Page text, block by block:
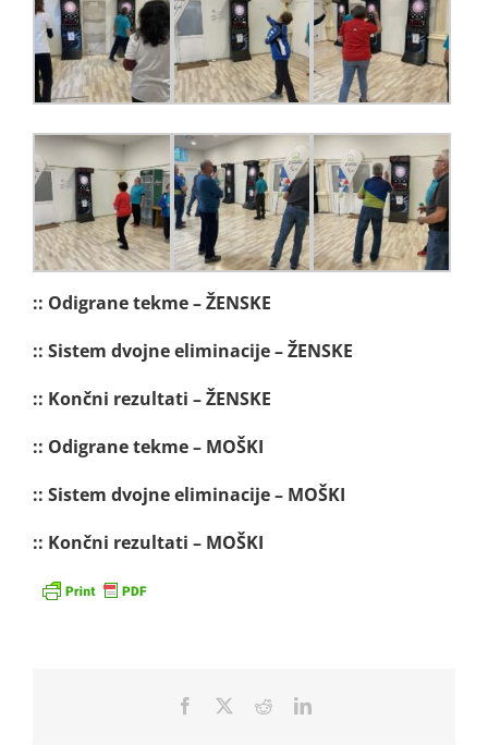
:: Odigrane tekme – ŽENSKE
:: Sistem dvojne eliminacije – ŽENSKE
:: Končni rezultati – ŽENSKE
:: Odigrane tekme – MOŠKI
:: Sistem dvojne eliminacije – MOŠKI
:: Končni rezultati – MOŠKI
Facebook RedditLinkedIn